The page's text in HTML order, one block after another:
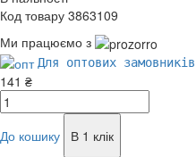
Код товару 3863109
Ми працюємо з
Для оптових замовників
141 ₴
До кошику
В 1 клік